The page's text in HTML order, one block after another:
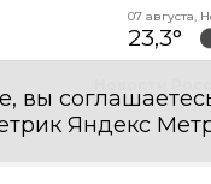
07 августа,
23,3°
вы
Яндекс